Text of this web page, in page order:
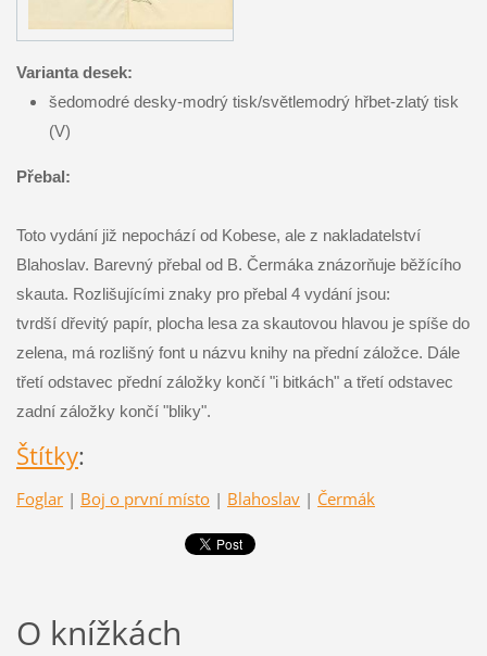
Varianta desek:
šedomodré desky-modrý tisk/světlemodrý hřbet-zlatý tisk
(V)
Přebal:
Toto vydání již nepochází od Kobese, ale z nakladatelství
Blahoslav. Barevný přebal od B. Čermáka znázorňuje běžícího
skauta. Rozlišujícími znaky pro přebal 4 vydání jsou:
tvrdší dřevitý papír, plocha lesa za skautovou hlavou je spíše do
zelena, má rozlišný font u názvu knihy na přední záložce. Dále
třetí odstavec přední záložky končí "i bitkách" a třetí odstavec
zadní záložky končí "bliky".
Štítky:
Foglar | Boj o první místo | Blahoslav | Čermák
O knížkách